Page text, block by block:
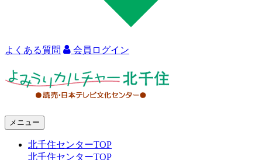
よくある質問 会員ログイン
メニュー
北千住センターTOP
北千住センターTOP